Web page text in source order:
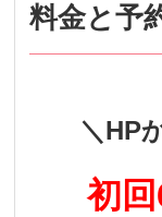
料金と予
＼HP
初